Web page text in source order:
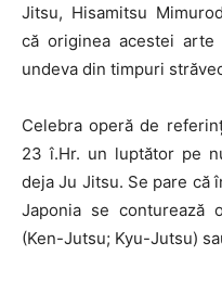
Jitsu, Hisamitsu
că originea acestei
undeva din timpuri
Celebra operă de
23 î.Hr. un luptător pe
deja Ju Jitsu. Se pare că
Japonia se conturează
(Ken-Jutsu; Kyu-Jutsu)